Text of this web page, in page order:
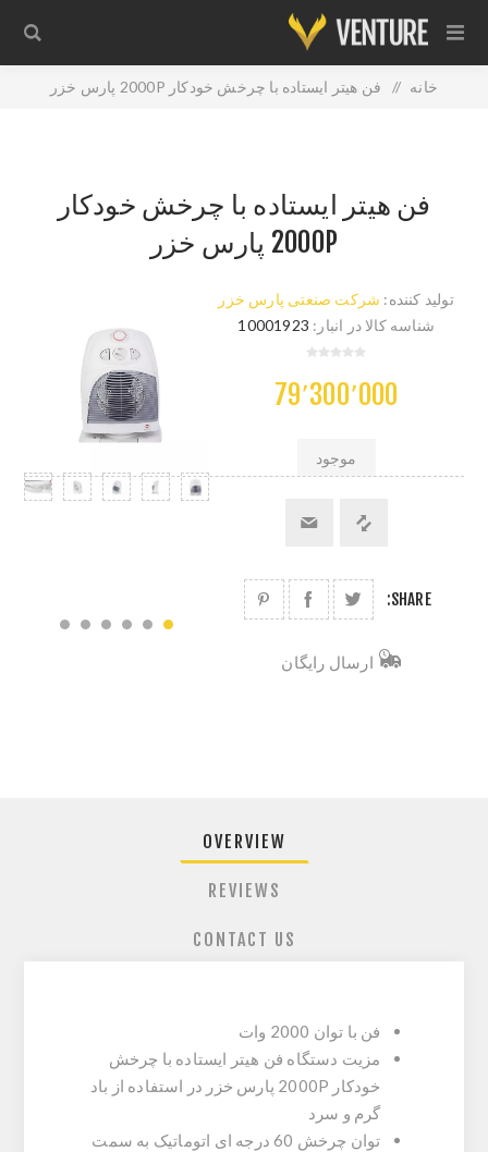
خانه / فن هيتر ايستاده با چرخش خودکار 2000P پارس خزر
فن هيتر ايستاده با چرخش خودکار
2000P پارس خزر
تولید کننده: شرکت صنعتی پارس خزر
شناسه کالا در انبار: 10001923
79٬300٬000
موجود
SHARE:
ارسال رایگان
OVERVIEW
REVIEWS
CONTACT US
فن با توان 2000 وات
مزیت دستگاه فن هيتر ايستاده با چرخش
خودکار 2000P پارس خزر در استفاده از باد
گرم و سرد
توان چرخش 60 درجه ای اتوماتیک به سمت